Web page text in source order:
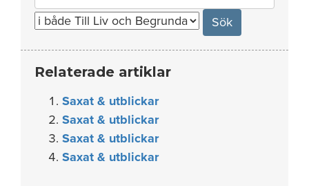
for:
Relaterade artiklar
Saxat & utblickar
Saxat & utblickar
Saxat & utblickar
Saxat & utblickar